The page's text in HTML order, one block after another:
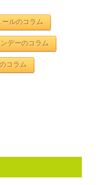
ールのコラム
デーのコラム
コラム